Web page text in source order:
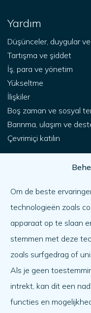
Om de beste
technologieën zoals
apparaat op te slaan
stemmen met deze
zoals surfgedrag of
Als je geen
intrekt, kan dit een
functies en
Yardım
Düşünceler, duygular ve
Tartışma ve şiddet
İş, para ve yönetim
Yükseltme
İlişkiler
Boş zaman ve sosyal
Barınma, ulaşım ve
Çevrimiçi katılın
Ne var ne yok
Gündem
Hakkımızda
Hakkımızda
Çalışmak
Takım